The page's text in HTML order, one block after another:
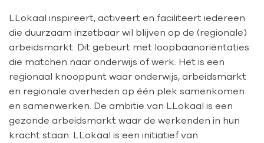
LLokaal inspireert, activeert en faciliteert iedereen
die duurzaam inzetbaar wil blijven op de (regionale)
arbeidsmarkt. Dit gebeurt met loopbaanoriëntaties
die matchen naar onderwijs of werk. Het is een
regionaal knooppunt waar onderwijs, arbeidsmarkt
en regionale overheden op één plek samenkomen
en samenwerken. De ambitie van LLokaal is een
gezonde arbeidsmarkt waar de werkenden in hun
kracht staan. LLokaal is een initiatief van